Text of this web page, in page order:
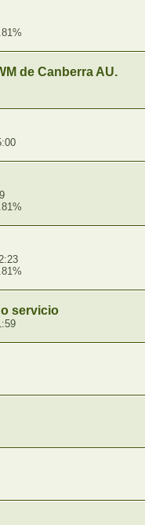
de Canberra AU.
servicio